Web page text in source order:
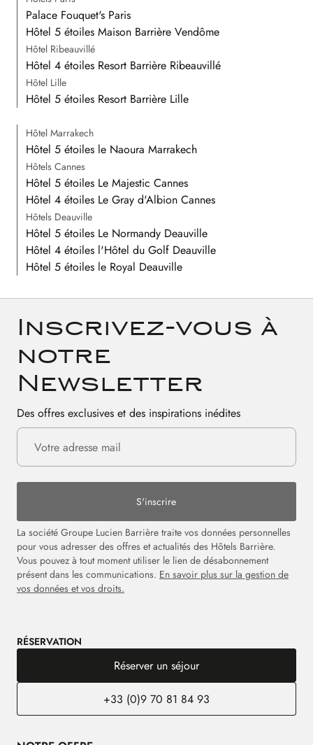
Palace Fouquet's Paris
Hôtel 5 étoiles Maison Barrière Vendôme
Hôtel Ribeauvillé
Hôtel 4 étoiles Resort Barrière Ribeauvillé
Hôtel Lille
Hôtel 5 étoiles Resort Barrière Lille
Hôtel Marrakech
Hôtel 5 étoiles le Naoura Marrakech
Hôtels Cannes
Hôtel 5 étoiles Le Majestic Cannes
Hôtel 4 étoiles Le Gray d'Albion Cannes
Hôtels Deauville
Hôtel 5 étoiles Le Normandy Deauville
Hôtel 4 étoiles l'Hôtel du Golf Deauville
Hôtel 5 étoiles le Royal Deauville
Inscrivez-vous à
notre
Newsletter
Des offres exclusives et des inspirations inédites
S'inscrire
La société Groupe Lucien Barrière traite vos données personnelles
pour vous adresser des offres et actualités des Hôtels Barrière.
Vous pouvez à tout moment utiliser le lien de désabonnement
présent dans les communications. En savoir plus sur la gestion de
vos données et vos droits.
RÉSERVATION
Réserver un séjour
+33 (0)9 70 81 84 93